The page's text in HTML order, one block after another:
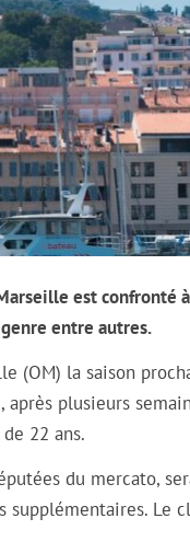
est confronté
entre autres.
(OM) la saison
plusieurs
22 ans.
du mercato,
supplémentaires.